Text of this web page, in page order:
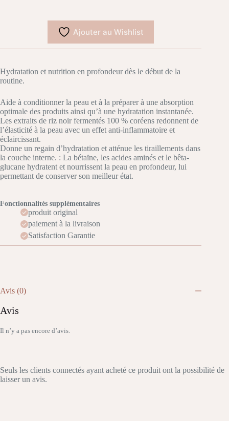
Ajouter au Wishlist
Hydratation et nutrition en profondeur dès le début de la
routine.
Aide à conditionner la peau et à la préparer à une absorption
optimale des produits ainsi qu’à une hydratation instantanée.
Les extraits de riz noir fermentés 100 % coréens redonnent de
l’élasticité à la peau avec un effet anti-inflammatoire et
éclaircissant.
Donne un regain d’hydratation et atténue les tiraillements dans
la couche interne. : La bétaïne, les acides aminés et le bêta-
glucane hydratent et nourrissent la peau en profondeur, lui
permettant de conserver son meilleur état.
Fonctionnalités supplémentaires
produit original
paiement à la livraison
Satisfaction Garantie
Avis (0)
Avis
Il n’y a pas encore d’avis.
Seuls les clients connectés ayant acheté ce produit ont la possibilité de
laisser un avis.